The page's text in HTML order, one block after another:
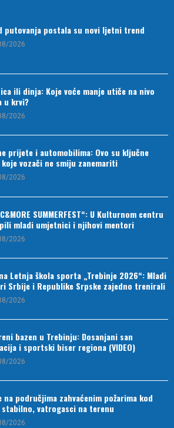
putovanja postala su novi ljetni trend
2026
ili dinja: Koje voće manje utiče na nivo
u krvi?
2026
prijete i automobilima: Ovo su ključne
vozači ne smiju zanemariti
2026
SUMMERFEST“: U Kulturnom centru
mladi umjetnici i njihovi mentori
2026
Letnja škola sporta „Trebinje 2026“: Mladi
Srbije i Republike Srpske zajedno trenirali
2026
bazen u Trebinju: Dosanjani san
i sportski biser regiona (VIDEO)
2026
na područjima zahvaćenim požarima kod
stabilno, vatrogasci na terenu
2026